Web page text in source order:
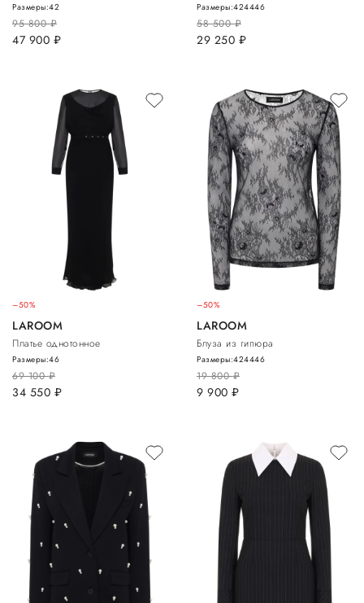
95 800руб.
47 900 руб.
Размеры:42
58 500руб.
29 250 руб.
Размеры:424446
–50%
LAROOM
Платье однотонное
69 100руб.
34 550 руб.
Размеры:46
–50%
LAROOM
Блуза из гипюра
19 800руб.
9 900 руб.
Размеры:424446